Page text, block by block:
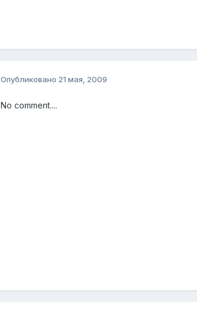
Опубликовано 21 мая, 2009
No comment....